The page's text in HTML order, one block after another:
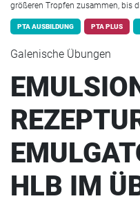
größeren Tropfen zusammen, bis
PTA AUSBILDUNG PTA PLUS
Galenische Übungen
HLB IM